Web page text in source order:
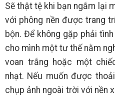
Sẽ thật tệ khi bạn ngắm lại
với phông nền được trang
bộn. Để không gặp phải
cho mình một tư thế nằm
voan trắng hoặc một
nhạt. Nếu muốn được
chụp ảnh ngoài trời với nền